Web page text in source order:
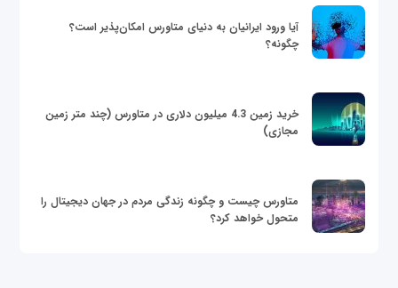
آیا ورود ایرانیان به دنیای متاورس امکان‌پذیر است؟
چگونه؟
خرید زمین 4.3 میلیون دلاری در متاورس (چند متر زمین
مجازی)
متاورس چیست و چگونه زندگی مردم در جهان دیجیتال را
متحول خواهد کرد؟